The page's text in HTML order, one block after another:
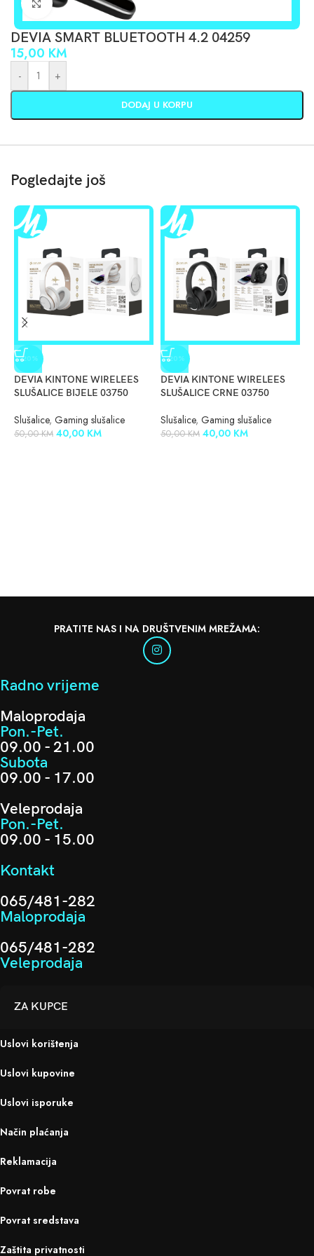
Click to enlarge
DEVIA SMART BLUETOOTH 4.2 04259
15,00 KM
- +
DODAJ U KORPU
Pogledajte još
-20%
DEVIA KINTONE WIRELEES
SLUŠALICE BIJELE 03750
Slušalice, Gaming slušalice
50,00KM 40,00 KM
-20%
DEVIA KINTONE WIRELEES
SLUŠALICE CRNE 03750
Slušalice, Gaming slušalice
50,00KM 40,00 KM
PRATITE NAS I NA DRUŠTVENIM MREŽAMA:
Radno vrijeme
Maloprodaja
Pon.-Pet.
09.00 - 21.00
Subota
09.00 - 17.00
Veleprodaja
Pon.-Pet.
09.00 - 15.00
Kontakt
065/481-282
Maloprodaja
065/481-282
Veleprodaja
ZA KUPCE
Uslovi korištenja
Uslovi kupovine
Uslovi isporuke
Način plaćanja
Reklamacija
Povrat robe
Povrat sredstava
Zaštita privatnosti